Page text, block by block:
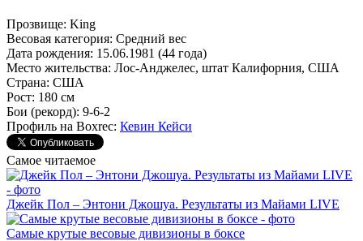
Прозвище: King
Весовая категория: Средний вес
Дата рождения: 15.06.1981 (44 года)
Место жительства: Лос-Анджелес, штат Калифорния, США
Страна: США
Рост: 180 см
Бои (рекорд): 9-6-2
Профиль на Boxrec: Кевин Кейси
Самое читаемое
Джейк Пол – Энтони Джошуа. Результаты из Майами LIVE
Самые крутые весовые дивизионы в боксе